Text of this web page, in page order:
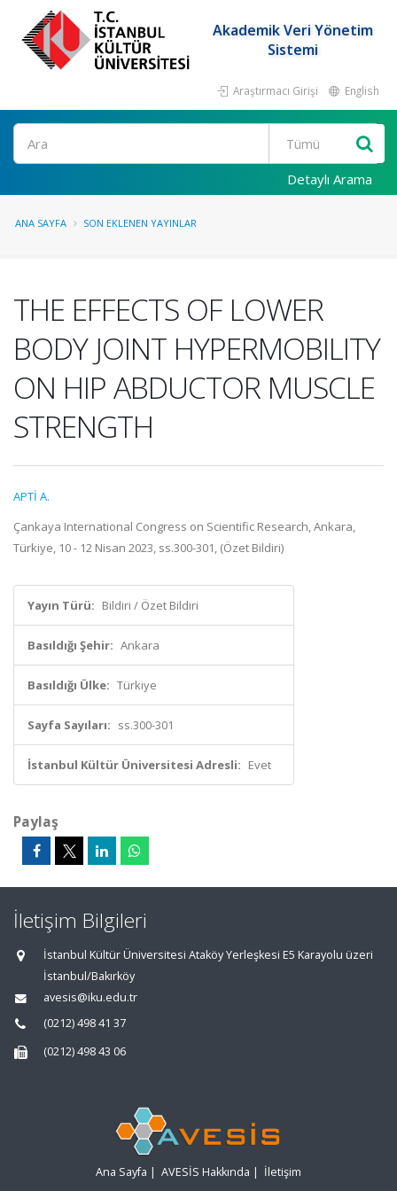
Akademik Veri Yönetim
Sistemi
Araştırmacı Girişi English
Ara
Detaylı Arama
ANA SAYFA SON EKLENEN YAYINLAR
THE EFFECTS OF LOWER
BODY JOINT HYPERMOBILITY
ON HIP ABDUCTOR MUSCLE
STRENGTH
APTİ A.
Çankaya International Congress on Scientific Research, Ankara,
Türkiye, 10 - 12 Nisan 2023, ss.300-301, (Özet Bildiri)
Yayın Türü: Bildiri / Özet Bildiri
Basıldığı Şehir: Ankara
Basıldığı Ülke: Türkiye
Sayfa Sayıları: ss.300-301
İstanbul Kültür Üniversitesi Adresli: Evet
Paylaş
İletişim Bilgileri
İstanbul Kültür Üniversitesi Ataköy Yerleşkesi E5 Karayolu üzeri
İstanbul/Bakırköy
avesis@iku.edu.tr
(0212) 498 41 37
(0212) 498 43 06
Ana Sayfa | AVESİS Hakkında | İletişim